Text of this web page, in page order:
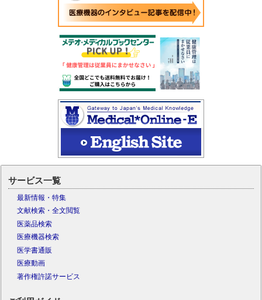
サービス一覧
最新情報・特集
文献検索・全文閲覧
医薬品検索
医療機器検索
医学書通販
医療動画
著作権許諾サービス